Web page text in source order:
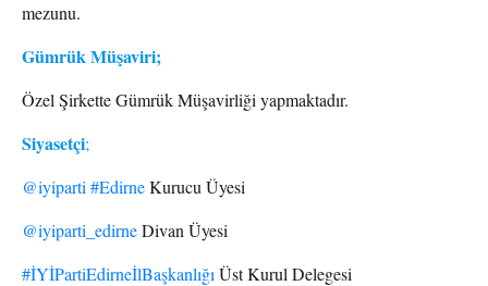
mezunu.
Gümrük Müşaviri;
Özel Şirkette Gümrük Müşavirliği yapmaktadır.
Siyasetçi;
@iyiparti #EdirneKurucu Üyesi
@iyiparti_edirneDivan Üyesi
#İYİPartiEdirneİlBaşkanlığı Üst Kurul Delegesi